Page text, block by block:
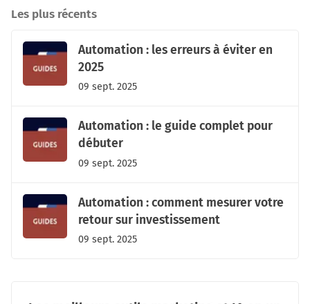
Les plus récents
Automation : les erreurs à éviter en
2025
09 sept. 2025
Automation : le guide complet pour
débuter
09 sept. 2025
Automation : comment mesurer votre
retour sur investissement
09 sept. 2025